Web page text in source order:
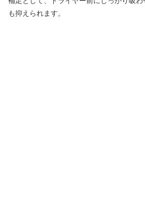
も抑えられます。